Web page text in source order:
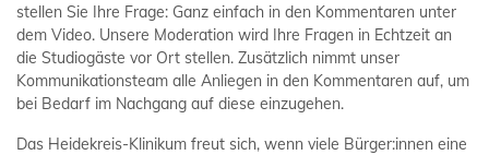
stellen Sie Ihre Frage: Ganz einfach in den Kommentaren unter
dem Video. Unsere Moderation wird Ihre Fragen in Echtzeit an
die Studiogäste vor Ort stellen. Zusätzlich nimmt unser
Kommunikationsteam alle Anliegen in den Kommentaren auf, um
bei Bedarf im Nachgang auf diese einzugehen.
Das Heidekreis-Klinikum freut sich, wenn viele Bürger:innen eine